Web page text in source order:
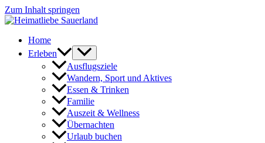
Zum Inhalt springen
Home
Erleben
Ausflugsziele
Wandern, Sport und Aktives
Essen & Trinken
Familie
Auszeit & Wellness
Übernachten
Urlaub buchen